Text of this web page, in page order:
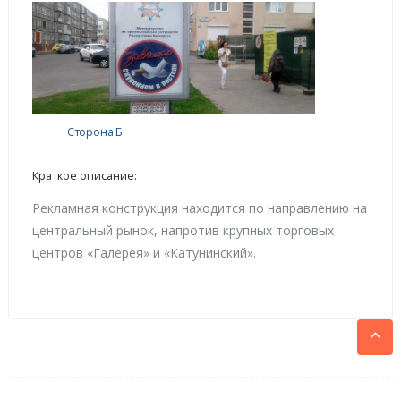
Сторона Б
Краткое описание:
Рекламная конструкция находится по направлению на
центральный рынок, напротив крупных торговых
центров «Галерея» и «Катунинский».